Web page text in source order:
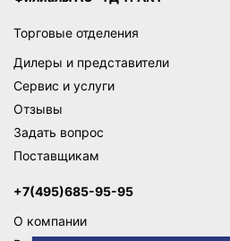
Торговые отделения
Дилеры и представители
Сервис и услуги
Отзывы
Задать вопрос
Поставщикам
+7(495)685-95-95
О компании